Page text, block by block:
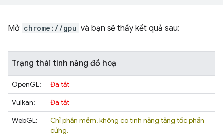
Mở chrome://gpu và bạn sẽ thấy kết quả sau:
Trạng thái tính năng đồ hoạ
OpenGL:
Đã tắt
Vulkan:
Đã tắt
WebGL:
Chỉ phần mềm, không có tính năng tăng tốc phần
cứng.